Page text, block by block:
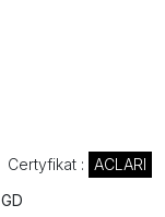
Certyfikat : ACLARI
GD